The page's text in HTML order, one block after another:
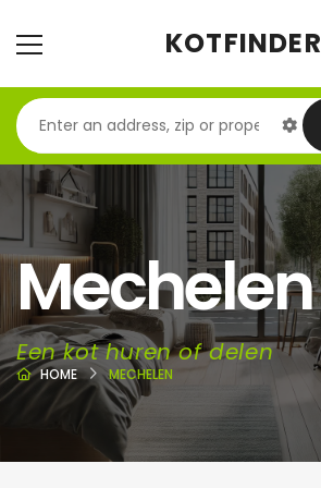
KOTFINDER
Mechelen
Een kot huren of delen
HOME MECHELEN